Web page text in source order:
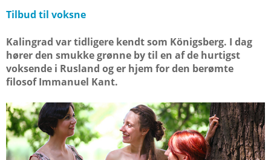
Tilbud til voksne
Kalingrad var tidligere kendt som Königsberg. I dag
hører den smukke grønne by til en af de hurtigst
voksende i Rusland og er hjem for den berømte
filosof Immanuel Kant.